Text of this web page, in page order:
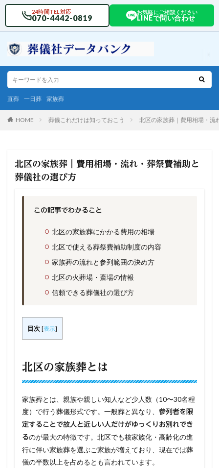
24時間TEL対応
070-4442-0819
お気軽にご相談ください
LINEで問い合わせ
直葬 一日葬 家族葬
HOME 葬儀これだけは知っておこう 北区の家族葬｜費用相場・流
北区の家族葬｜費用相場・流れ・葬祭費補助と
葬儀社の選び方
この記事でわかること
北区の家族葬にかかる費用の相場
北区で使える葬祭費補助制度の内容
家族葬の流れと参列範囲の決め方
北区の火葬場・斎場の情報
信頼できる葬儀社の選び方
目次 [表示]
北区の家族葬とは
家族葬とは、親族や親しい知人など少人数（10〜30名程
度）で行う葬儀形式です。一般葬と異なり、
参列者を限
定することで故人と近しい人だけがゆっくりお別れでき
るのが最大の特徴です。北区でも核家族化・高齢化の進
行に伴い家族葬を選ぶご家族が増えており、現在では葬
儀の半数以上を占めるとも言われています。